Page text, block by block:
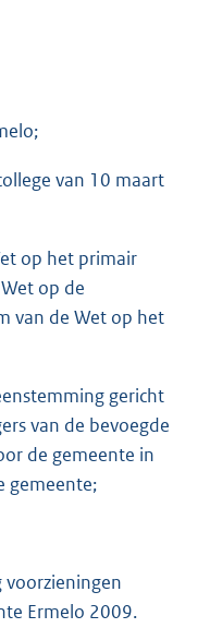
van 10 maart
op het primair
op de
van de Wet op het
gericht
van de bevoegde
de gemeente in
gemeente;
voorzieningen
Ermelo 2009.